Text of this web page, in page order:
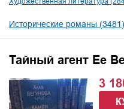
Исторические романы (3481)
Тайный агент Ее
3